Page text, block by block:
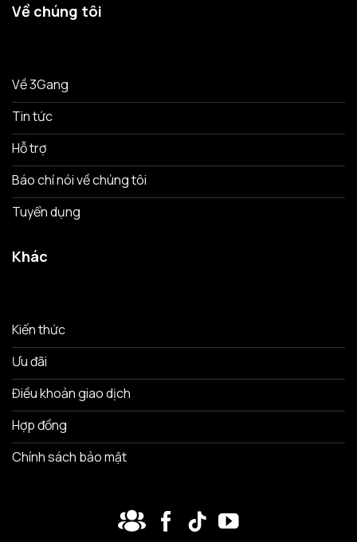
Về chúng tôi
Về 3Gang
Tin tức
Hỗ trợ
Báo chí nói về chúng tôi
Tuyển dụng
Khác
Kiến thức
Ưu đãi
Điều khoản giao dịch
Hợp đồng
Chính sách bảo mật